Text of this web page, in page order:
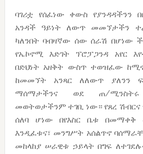
ባገሪቷ የሰፈነው ቀውስ የያንዳዳችንን
አንዳች ዓይነት ለውጥ መመኘታችን
ካለንበት ባብዛኛው ሰው ሰራሽ በሆነው
የኤኮኖሚ እድገት ፕሮፓጋንዳ አየር
በድህነት አዘቅት ውስጥ ተወዝፈው
ከመመኘት አንጻር ለለውጥ ያለንን
ማሰማታችንና ወደ ጠ/
መወትወታችንም ተገቢ ነው። የጸረ ሽብርና
ሰለባ ሆነው በየእስር ቤቱ በመማቀቅ
እንዲፈቱና፣ መንግሥት አሰልጥኖ
መከላከያ ሠራዊቱ ኃይላት በግፍ